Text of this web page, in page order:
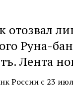
отозвал
Руна-
Лента
России с 23